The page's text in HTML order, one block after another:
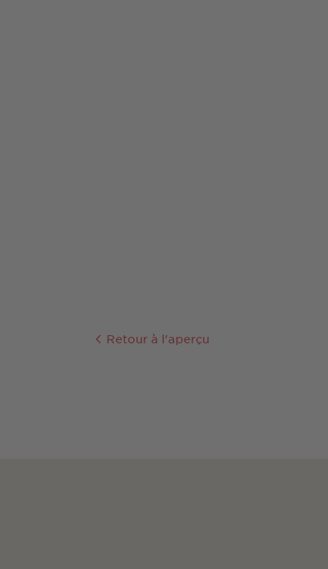
Retour à l'aperçu